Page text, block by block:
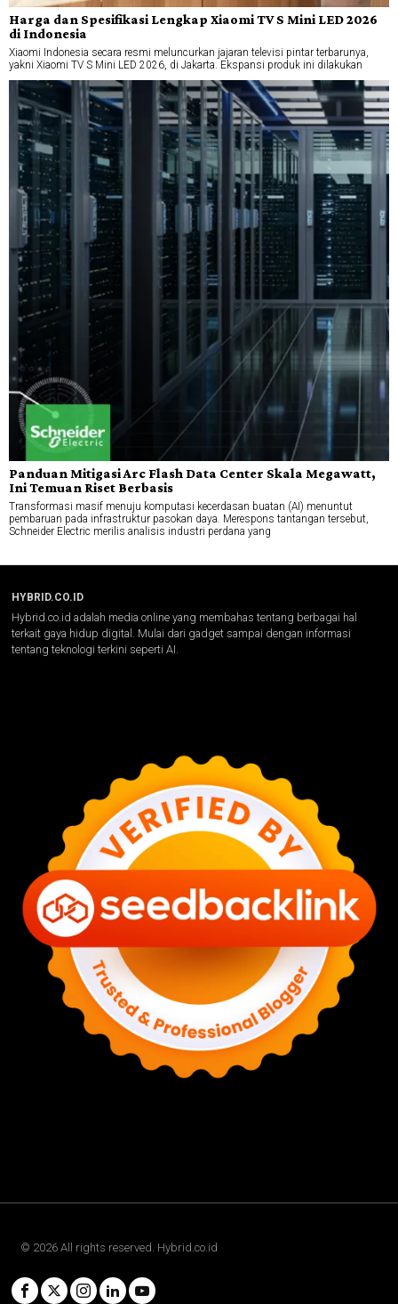
Harga dan Spesifikasi Lengkap Xiaomi TV S Mini LED 2026
di Indonesia
Xiaomi Indonesia secara resmi meluncurkan jajaran televisi pintar terbarunya,
yakni Xiaomi TV S Mini LED 2026, di Jakarta. Ekspansi produk ini dilakukan
Panduan Mitigasi Arc Flash Data Center Skala Megawatt,
Ini Temuan Riset Berbasis
Transformasi masif menuju komputasi kecerdasan buatan (AI) menuntut
pembaruan pada infrastruktur pasokan daya. Merespons tantangan tersebut,
Schneider Electric merilis analisis industri perdana yang
HYBRID.CO.ID
Hybrid.co.id adalah media online yang membahas tentang berbagai hal
terkait gaya hidup digital. Mulai dari gadget sampai dengan informasi
tentang teknologi terkini seperti AI.
© 2026 All rights reserved. Hybrid.co.id